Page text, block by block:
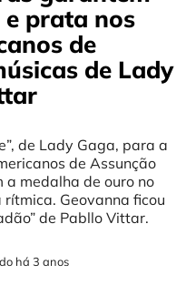
prata nos
de
de Lady
de Lady Gaga, para a
de Assunção
a medalha de ouro no
Geovanna ficou
de Pabllo Vittar.
há 3 anos